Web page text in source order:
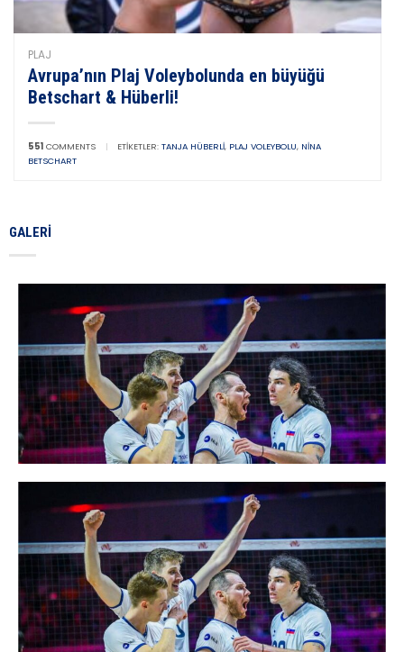
PLAJ
Avrupa’nın Plaj Voleybolunda en büyüğü
Betschart & Hüberli!
551 COMMENTS | ETIKETLER: TANJA HÜBERLI, PLAJ VOLEYBOLU, NINA
BETSCHART
GALERI